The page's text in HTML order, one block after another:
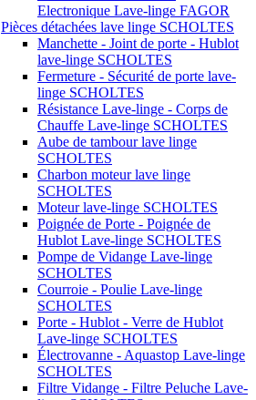
Electronique Lave-linge FAGOR
Pièces détachées lave linge SCHOLTES
Manchette - Joint de porte - Hublot
lave-linge SCHOLTES
Fermeture - Sécurité de porte lave-
linge SCHOLTES
Résistance Lave-linge - Corps de
Chauffe Lave-linge SCHOLTES
Aube de tambour lave linge
SCHOLTES
Charbon moteur lave linge
SCHOLTES
Moteur lave-linge SCHOLTES
Poignée de Porte - Poignée de
Hublot Lave-linge SCHOLTES
Pompe de Vidange Lave-linge
SCHOLTES
Courroie - Poulie Lave-linge
SCHOLTES
Porte - Hublot - Verre de Hublot
Lave-linge SCHOLTES
Électrovanne - Aquastop Lave-linge
SCHOLTES
Filtre Vidange - Filtre Peluche Lave-